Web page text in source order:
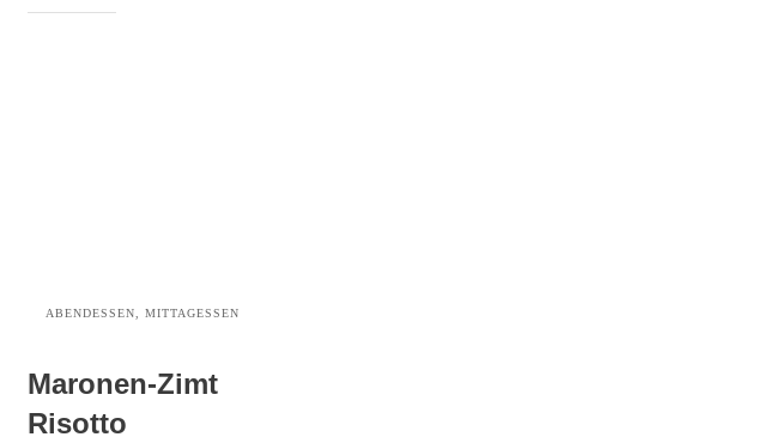
ABENDESSEN, MITTAGESSEN
Maronen-Zimt
Risotto